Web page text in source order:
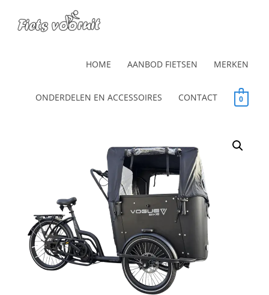
HOME AANBOD FIETSEN MERKEN
ONDERDELEN EN ACCESSOIRES CONTACT 0